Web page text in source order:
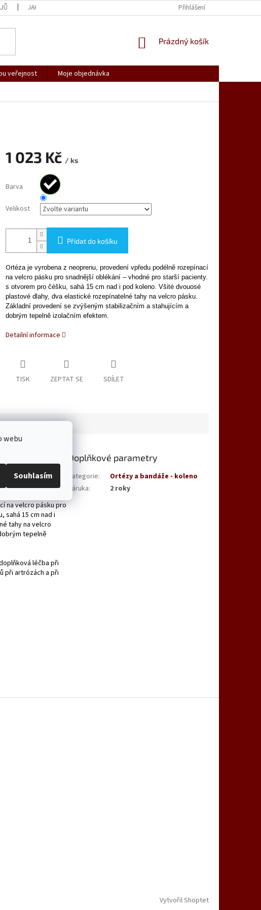
webu
Souhlasím
JAK NAKUPOVAT REKLAMACE, VRÁCENÍ ZBOŽÍ
Přihlášení
NÁKUPNÍ
Prázdný košík
veřejnost
Moje objednávka
1 023 Kč / ks
cena:
Barva
Velikost
Přidat do košíku
Ortéza je vyrobena z neoprenu, provedení vpředu podélně rozepínací
na velcro pásku pro snadnější oblékání – vhodné pro starší pacienty.
s otvorem pro čéšku, sahá 15 cm nad i pod koleno. Všité dvouosé
plastové dlahy, dva elastické rozepínatelné tahy na velcro pásku.
Základní provedení se zvýšeným stabilizačním a stahujícím a
dobrým tepelně izolačním efektem.
Detailní informace
TISK ZEPTAT SE SDÍLET
5002925,
na velcro pásku pro
sahá 15 cm nad i
tahy na velcro
tepelně
léčba při
při artrózách a při
Doplňkové parametry
Kategorie:
Ortézy a bandáže - koleno
Záruka: 2 roky
Vytvořil Shoptet